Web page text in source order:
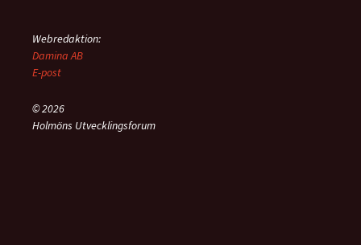
Webredaktion:
Damina AB
E-post
© 2026
Holmöns Utvecklingsforum